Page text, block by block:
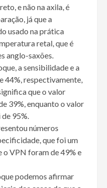
e não na axila, é
já que a
usado na prática
retal, que é
anglo-saxões.
a sensibilidade e a
44%, respectivamente,
que o valor
39%, enquanto o valor
95%.
números
que foi um
o VPN foram de 49% e
podemos afirmar